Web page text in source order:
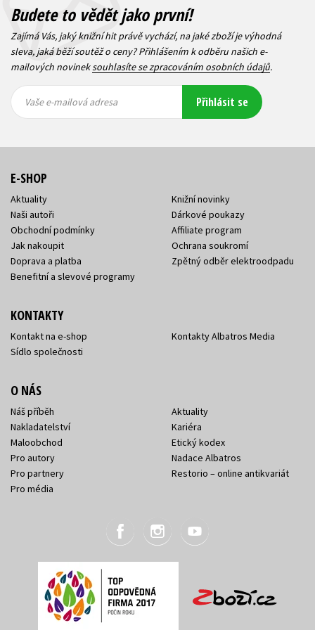
Budete to vědět jako první!
Zajímá Vás, jaký knižní hit právě vychází, na jaké zboží je výhodná
sleva, jaká běží soutěž o ceny? Přihlášením k odběru našich e-
mailových novineksouhlasíte se zpracováním osobních údajů.
mailová
mailová
Vaše e-mailová adresa Přihlásit se
E-SHOP
Aktuality
Naši autoři
Obchodní podmínky
Jak nakoupit
Doprava a platba
Benefitní a slevové programy
Knižní novinky
Dárkové poukazy
Affiliate program
Ochrana soukromí
Zpětný odběr elektroodpadu
KONTAKTY
Kontakt na e-shop
Sídlo společnosti
Kontakty Albatros Media
O NÁS
Náš příběh
Nakladatelství
Maloobchod
Pro autory
Pro partnery
Pro média
Aktuality
Kariéra
Etický kodex
Nadace Albatros
Restorio – online antikvariát